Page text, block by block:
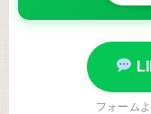
フォーム